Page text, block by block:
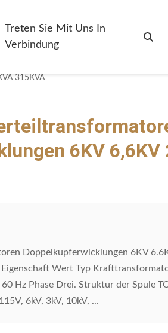
Treten Sie Mit Uns In
Verbindung
315KVA
6KV 6,6KV
Doppelkupferwicklungen 6KV
Wert Typ
Hz Phase Drei. Struktur der Spule
6kV, 3kV, 10kV, ...